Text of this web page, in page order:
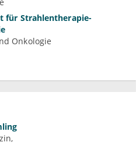
für Strahlentherapie-
Onkologie